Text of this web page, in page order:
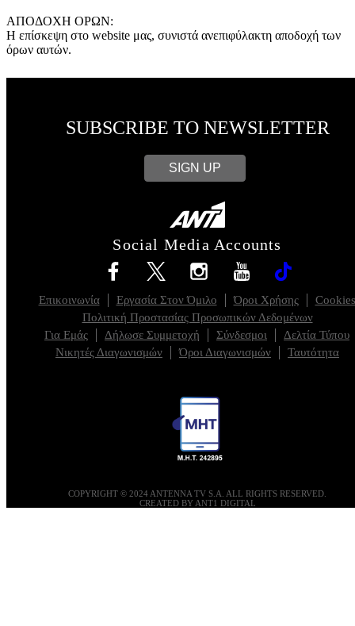
ΑΠΟΔΟΧΗ ΟΡΩΝ:
Η επίσκεψη στο website μας, συνιστά ανεπιφύλακτη αποδοχή των
όρων αυτών.
SUBSCRIBE TO NEWSLETTER
SIGN UP
Social Media Accounts
Επικοινωνία Εργασία Στον Όμιλο Όροι Χρήσης
Cookies
Πολιτική Προστασίας Προσωπικών Δεδομένων
Για Εμάς
Δήλωσε Συμμετοχή Σύνδεσμοι
Δελτία Τύπου
Νικητές Διαγωνισμών
Όροι Διαγωνισμών Ταυτότητα
COPYRIGHT © 2024 ANTENNA TV S.A. ALL RIGHTS RESERVED.
CREATED BY ANT1 DIGITAL